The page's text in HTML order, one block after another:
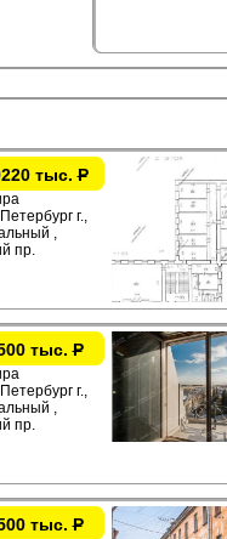
тыс.Р
г.,
,
пр.
тыс.Р
г.,
,
пр.
тыс.Р